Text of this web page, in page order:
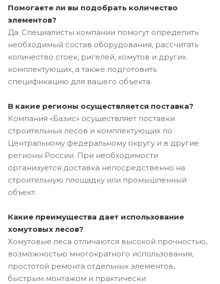
Помогаете ли вы подобрать количество
элементов?
Да. Специалисты компании помогут определить
необходимый состав оборудования, рассчитать
количество стоек, ригелей, хомутов и других
комплектующих, а также подготовить
спецификацию для вашего объекта.
В какие регионы осуществляется поставка?
Компания «Базис» осуществляет поставки
строительных лесов и комплектующих по
Центральному федеральному округу и в другие
регионы России. При необходимости
организуется доставка непосредственно на
строительную площадку или промышленный
объект.
Какие преимущества дает использование
хомутовых лесов?
Хомутовые леса отличаются высокой прочностью,
возможностью многократного использования,
простотой ремонта отдельных элементов,
быстрым монтажом и практически